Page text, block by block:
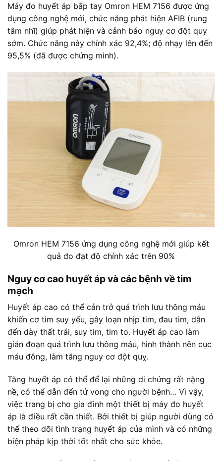
Máy đo huyết áp bắp tay Omron HEM 7156 được ứng
dụng công nghệ mới, chức năng phát hiện AFIB (rung
tâm nhĩ) giúp phát hiện và cảnh báo nguy cơ đột quỵ
sớm. Chức năng này chính xác 92,4%; độ nhạy lên đến
95,5% (đã được chứng minh).
Omron HEM 7156 ứng dụng công nghệ mới giúp kết
quả đo đạt độ chính xác trên 90%
Nguy cơ cao huyết áp và các bệnh về tim
mạch
Huyết áp cao có thể cản trở quá trình lưu thông máu
khiến cơ tim suy yếu, gây loạn nhịp tim, đau tim, dẫn
đến dày thất trái, suy tim, tim to. Huyết áp cao làm
gián đoạn quá trình lưu thông máu, hình thành nên cục
máu đông, làm tăng nguy cơ đột quỵ.
Tăng huyết áp có thể để lại những di chứng rất nặng
nề, có thể dẫn đến tử vong cho người bệnh… Vì vậy,
việc trang bị cho gia đình một thiết bị máy đo huyết
áp là điều rất cần thiết. Bởi thiết bị giúp người dùng có
thể theo dõi tình trạng huyết áp của mình và có những
biện pháp kịp thời tốt nhất cho sức khỏe.